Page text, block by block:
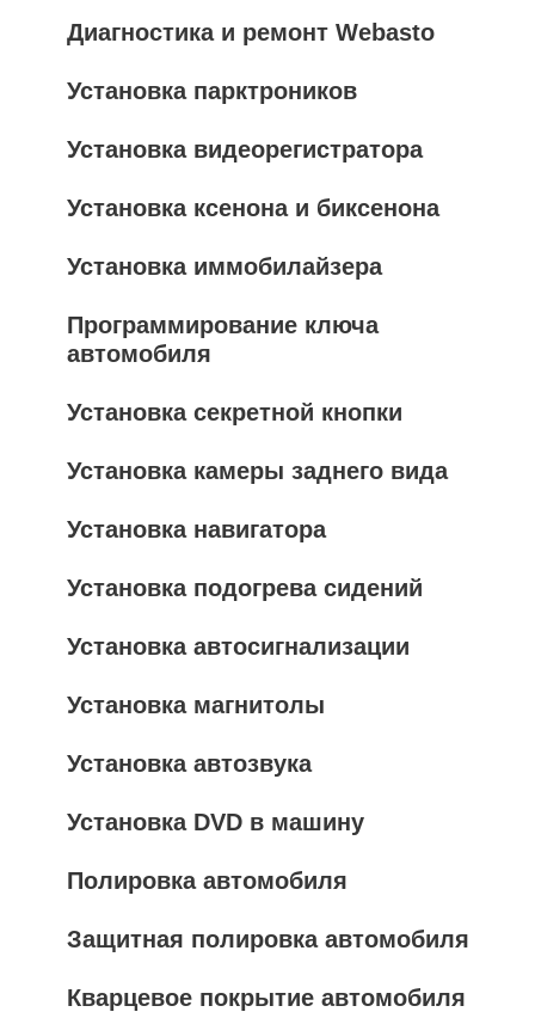
Диагностика и ремонт Webasto
Установка парктроников
Установка видеорегистратора
Установка ксенона и биксенона
Установка иммобилайзера
Программирование ключа
автомобиля
Установка секретной кнопки
Установка камеры заднего вида
Установка навигатора
Установка подогрева сидений
Установка автосигнализации
Установка магнитолы
Установка автозвука
Установка DVD в машину
Полировка автомобиля
Защитная полировка автомобиля
Кварцевое покрытие автомобиля